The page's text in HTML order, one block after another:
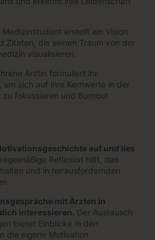
Medizinstudent erstellt ein Vision
Zitaten, die seinen Traum von der
visualisieren.
Ärztin formuliert ihr
um sich auf ihre Kernwerte in der
zu fokussieren und Burnout
auf und lies
Reflexion hilft, das
und in herausfordernden
mit Ärzten in
interessieren. Der Austausch
bietet Einblicke in den
die eigene Motivation